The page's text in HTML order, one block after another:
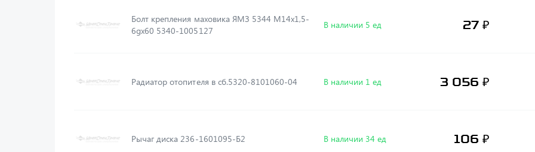
Болт крепления маховика ЯМЗ 5344 М14х1,5-
6gх60 5340-1005127
В наличии 5 ед 27 ₽
Радиатор отопителя в сб.5320-8101060-04 В наличии 1 ед 3 056 ₽
Рычаг диска 236-1601095-Б2 В наличии 34 ед 106 ₽